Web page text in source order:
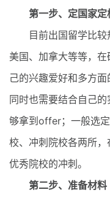
第一步、定国家定
目前出国留学比较
美国、加拿大等等，
己的兴趣爱好和多方面
同时也需要结合自己
够拿到offer；一般选
校、冲刺院校各两所
优秀院校的冲刺。
第二步、准备材料